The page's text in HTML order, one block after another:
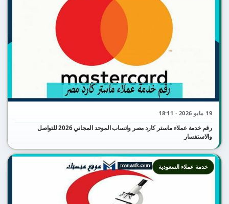
19 مايو 2026 · 18:11
رقم خدمة عملاء ماستر كارد مصر واتساب الموحد المجاني 2026 للتواصل
والاستفسار
خدمة عملاء السعودية